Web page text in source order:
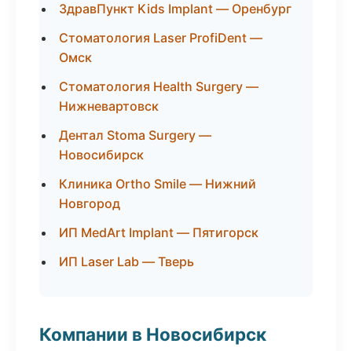
ЗдравПункт Kids Implant — Оренбург
Стоматология Laser ProfiDent —
Омск
Стоматология Health Surgery —
Нижневартовск
Дентал Stoma Surgery —
Новосибирск
Клиника Ortho Smile — Нижний
Новгород
ИП MedArt Implant — Пятигорск
ИП Laser Lab — Тверь
Компании в Новосибирск